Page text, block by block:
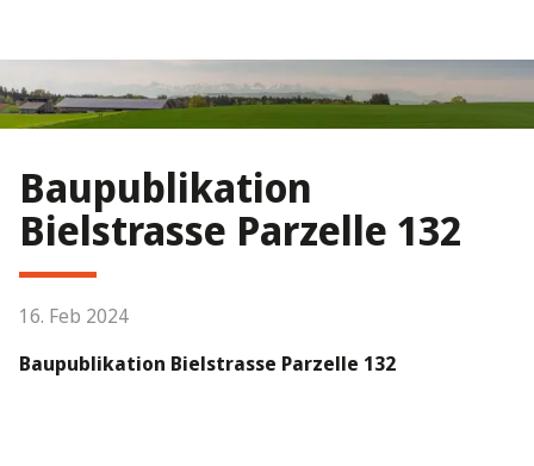
Baupublikation
Bielstrasse Parzelle 132
16. Feb 2024
Baupublikation Bielstrasse Parzelle 132